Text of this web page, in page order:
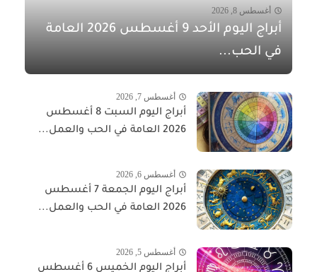
أغسطس 8, 2026
أبراج اليوم الأحد 9 أغسطس 2026 العامة
في الحب...
أغسطس 7, 2026
أبراج اليوم السبت 8 أغسطس
2026 العامة في الحب والعمل...
أغسطس 6, 2026
أبراج اليوم الجمعة 7 أغسطس
2026 العامة في الحب والعمل...
أغسطس 5, 2026
أبراج اليوم الخميس 6 أغسطس